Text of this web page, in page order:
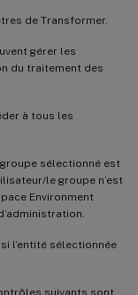
de Transformer.
gérer les
du traitement des
à tous les
sélectionné est
le groupe n’est
Environment
l’entité sélectionnée
suivants sont